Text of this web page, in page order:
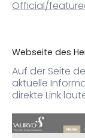
Official/
Webseite des
Auf der Seite
aktuelle
direkte Link